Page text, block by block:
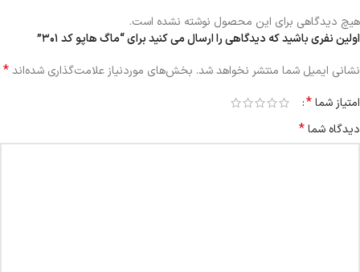
هیچ دیدگاهی برای این محصول نوشته نشده است.
اولین نفری باشید که دیدگاهی را ارسال می کنید برای “ماگ هاپو کد ۳۰۱”
نشانی ایمیل شما منتشر نخواهد شد. بخش‌های موردنیاز علامت‌گذاری شده‌اند*
امتیاز شما*
دیدگاه شما*